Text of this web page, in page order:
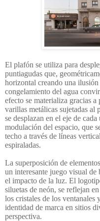
El plafón se utiliza para
puntiagudas que,
horizontal creando una
congelamiento del agua
efecto se materializa gracias
varillas metálicas sujetadas al
se desplazan en el eje de
modulación del espacio, que
techo a través de líneas
espiraladas.
La superposición de
un interesante juego visual
el impacto de la luz. El
siluetas de neón, se reflejan
los cristales de los ventanales
identidad de marca en sitios
perspectiva.